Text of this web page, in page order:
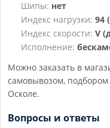
Шипы: нет
Индекс нагрузки: 94
Индекс скорости: V
Исполнение:
Можно заказать в
самовывозом,
Осколе.
Вопросы и ответы